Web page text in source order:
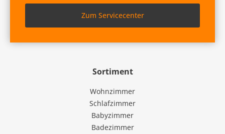
Sortiment
Wohnzimmer
Schlafzimmer
Babyzimmer
Badezimmer
Zum Servicecenter